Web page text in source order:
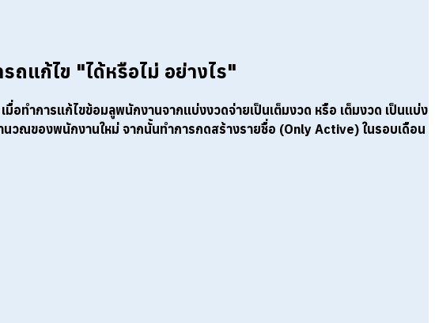
ถแก้ไข "ได้หรือไม่ อย่างไร"
อทำการแก้ไขข้อมลูพนักงานจากแบ่งงวดจ่ายเป็นเต็มงวด หรือ เต็มงวด เป็นแบ่ง
วณของพนักงานใหม่ จากนั้นทำการกดสร้างรายชื่อ (Only Active) ในรอบเดือน